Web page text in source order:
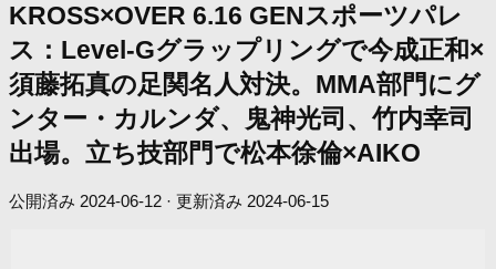
KROSS×OVER 6.16 GENスポーツパレ
ス：Level-Gグラップリングで今成正和×
須藤拓真の足関名人対決。MMA部門にグ
ンター・カルンダ、鬼神光司、竹内幸司
出場。立ち技部門で松本徐倫×AIKO
公開済み 2024-06-12 · 更新済み 2024-06-15